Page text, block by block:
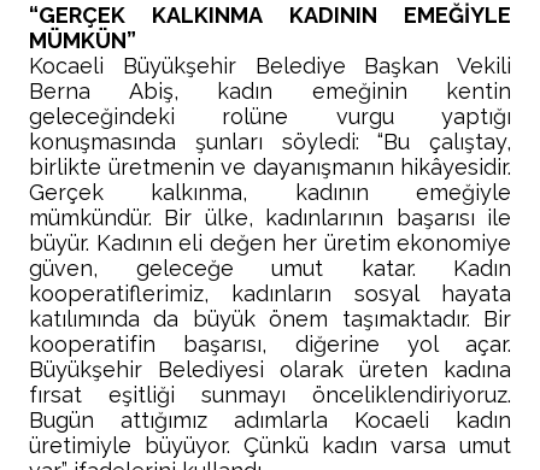
“GERÇEK KALKINMA KADININ EMEĞİYLE
MÜMKÜN”
Kocaeli Büyükşehir Belediye Başkan Vekili
Berna Abiş, kadın emeğinin kentin
geleceğindeki rolüne vurgu yaptığı
konuşmasında şunları söyledi: “Bu çalıştay,
birlikte üretmenin ve dayanışmanın hikâyesidir.
Gerçek kalkınma, kadının emeğiyle
mümkündür. Bir ülke, kadınlarının başarısı ile
büyür. Kadının eli değen her üretim ekonomiye
güven, geleceğe umut katar. Kadın
kooperatiflerimiz, kadınların sosyal hayata
katılımında da büyük önem taşımaktadır. Bir
kooperatifin başarısı, diğerine yol açar.
Büyükşehir Belediyesi olarak üreten kadına
fırsat eşitliği sunmayı önceliklendiriyoruz.
Bugün attığımız adımlarla Kocaeli kadın
üretimiyle büyüyor. Çünkü kadın varsa umut